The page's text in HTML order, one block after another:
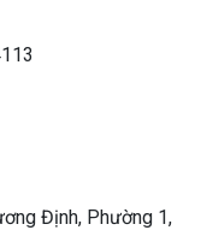
Định, Phường 1,